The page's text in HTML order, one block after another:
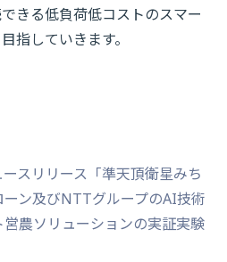
きる低負荷低コストのスマー
指していきます。
スリリース「準天頂衛星みち
ン及びNTTグループのAI技術
農ソリューションの実証実験